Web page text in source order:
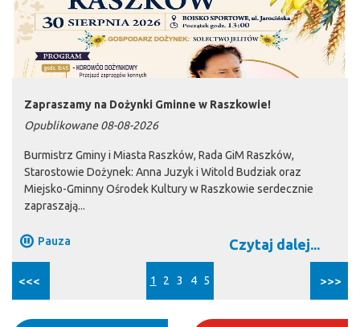
Zapraszamy na Dożynki Gminne w Raszkowie!
Opublikowane 08-08-2026
Burmistrz Gminy i Miasta Raszków, Rada GiM Raszków,
Starostowie Dożynek: Anna Juzyk i Witold Budziak oraz
Miejsko-Gminny Ośrodek Kultury w Raszkowie serdecznie
zapraszają...
Czytaj dalej...
Pauza
1 2 3 4 5
<<< >>>